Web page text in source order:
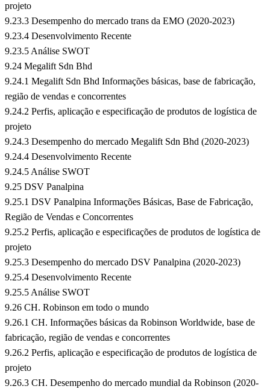
projeto
9.23.3 Desempenho do mercado trans da EMO (2020-2023)
9.23.4 Desenvolvimento Recente
9.23.5 Análise SWOT
9.24 Megalift Sdn Bhd
9.24.1 Megalift Sdn Bhd Informações básicas, base de fabricação,
região de vendas e concorrentes
9.24.2 Perfis, aplicação e especificação de produtos de logística de
projeto
9.24.3 Desempenho do mercado Megalift Sdn Bhd (2020-2023)
9.24.4 Desenvolvimento Recente
9.24.5 Análise SWOT
9.25 DSV Panalpina
9.25.1 DSV Panalpina Informações Básicas, Base de Fabricação,
Região de Vendas e Concorrentes
9.25.2 Perfis, aplicação e especificações de produtos de logística de
projeto
9.25.3 Desempenho do mercado DSV Panalpina (2020-2023)
9.25.4 Desenvolvimento Recente
9.25.5 Análise SWOT
9.26 CH. Robinson em todo o mundo
9.26.1 CH. Informações básicas da Robinson Worldwide, base de
fabricação, região de vendas e concorrentes
9.26.2 Perfis, aplicação e especificação de produtos de logística de
projeto
9.26.3 CH. Desempenho do mercado mundial da Robinson (2020-